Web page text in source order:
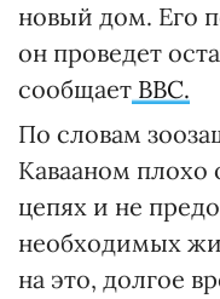
новый дом. Его
он проведет
сообщает ВВС.
По словам
Кавааном плохо
цепях и не
необходимых
на это, долгое